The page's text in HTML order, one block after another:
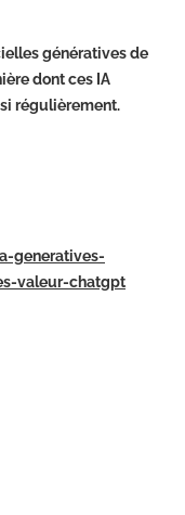
génératives de
dont ces IA
régulièrement.
generatives-
valeur-chatgpt